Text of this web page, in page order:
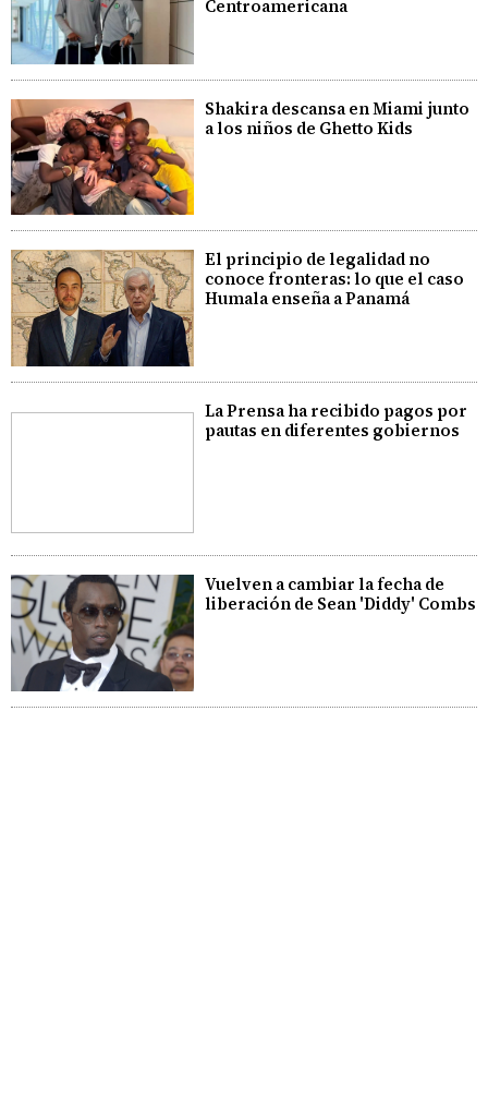
Centroamericana
Shakira descansa en Miami junto
a los niños de Ghetto Kids
El principio de legalidad no
conoce fronteras: lo que el caso
Humala enseña a Panamá
La Prensa ha recibido pagos por
pautas en diferentes gobiernos
Vuelven a cambiar la fecha de
liberación de Sean 'Diddy' Combs